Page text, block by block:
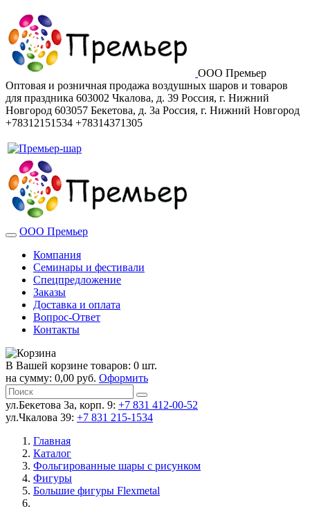
ООО Премьер
Оптовая и розничная продажа воздушных шаров и товаров
для праздника 603002 Чкалова, д. 39 Россия, г. Нижний
Новгород 603057 Бекетова, д. 3а Россия, г. Нижний Новгород
+78312151534 +78314371305
ООО Премьер
Компания
Семинары и фестивали
Спецпредложение
Заказы
Доставка и оплата
Вопрос-Ответ
Контакты
В Вашей корзине товаров: 0 шт.
на сумму: 0,00 руб. Оформить
ул.Бекетова 3а, корп. 9: +7 831 412-00-52
ул.Чкалова 39: +7 831 215-1534
Главная
Каталог
Фольгированные шары с рисунком
Фигуры
Большие фигуры Flexmetal